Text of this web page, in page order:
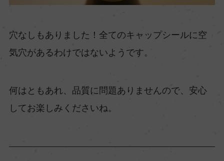
穴なしもありました！全てのキャップシールに空
気穴があるわけではないようです。
何はともあれ、品質に問題ありませんので、安心
してお楽しみくださいね。